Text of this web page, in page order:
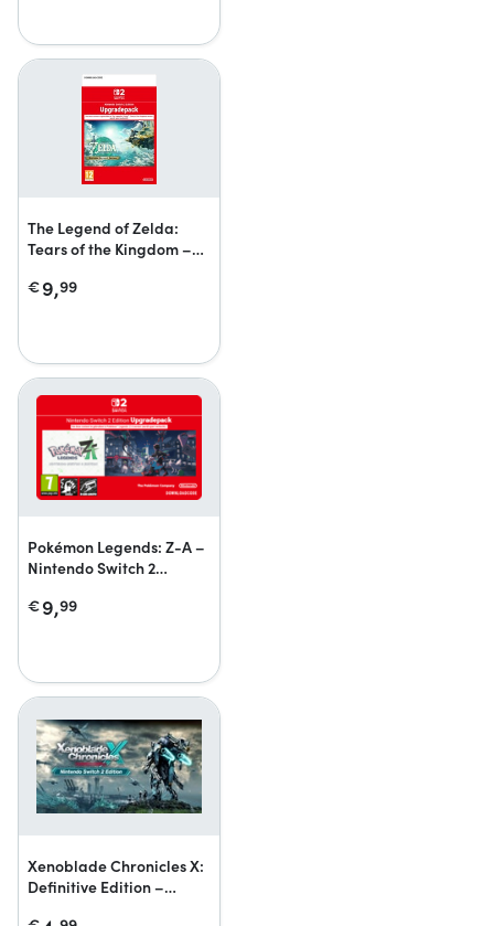
The Legend of Zelda:
Tears of the Kingdom –
Edition-upgradepack
€9,99
Pokémon Legends: Z-A –
Nintendo Switch 2
€9,99
Xenoblade Chronicles X:
Definitive Edition –